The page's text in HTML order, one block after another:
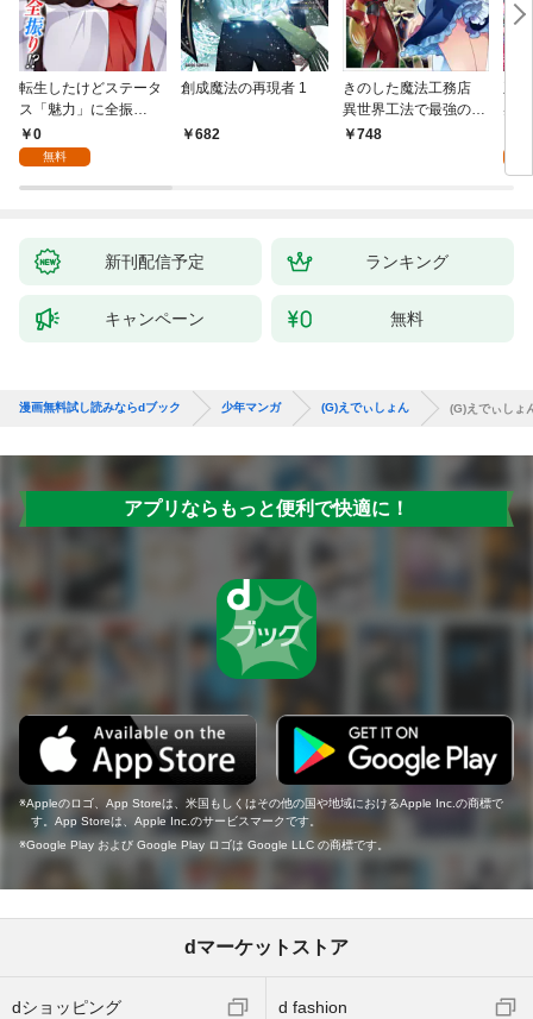
転生したけどステータ
ス「魅力」に全振
り！？(1)
0
無料
創成魔法の再現者 1
682
きのした魔法工務店
異世界工法で最強の家
づくりを（コミック）
748
兆
る
新刊配信予定 ランキング
キャンペーン 無料
漫画無料試し読みならdブック 少年マンガ (G)えでぃしょん (G)えでぃしょ
アプリならもっと便利で快適に！
Appleのロゴ、App Storeは、米国もしくはその他の国や地域におけるApple Inc.の商標で
す。App Storeは、Apple Inc.のサービスマークです。
Google Play および Google Play ロゴは Google LLC の商標です。
dマーケットストア
dショッピング d fashion